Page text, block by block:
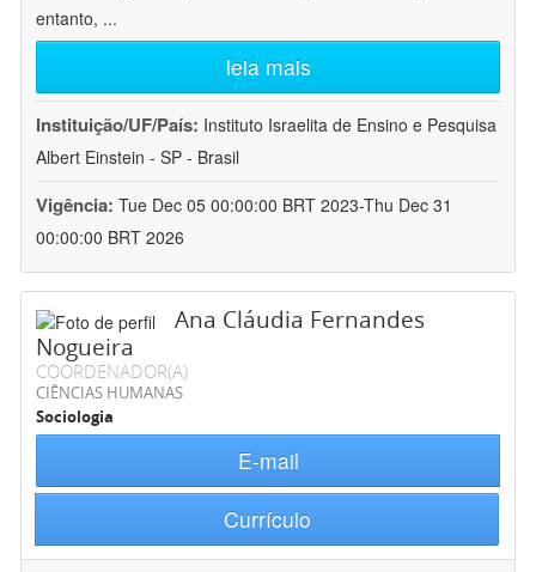
entanto, ...
leia mais
Instituição/UF/País: Instituto Israelita de Ensino e Pesquisa
Albert Einstein - SP - Brasil
Vigência: Tue Dec 05 00:00:00 BRT 2023-Thu Dec 31
00:00:00 BRT 2026
Ana Cláudia Fernandes
Nogueira
COORDENADOR(A)
CIÊNCIAS HUMANAS
Sociologia
E-mail
Currículo